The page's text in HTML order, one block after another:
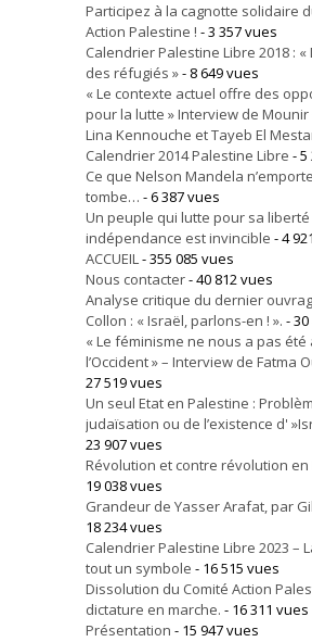
Participez à la cagnotte solidaire
Action Palestine ! - 3 357 vues
Calendrier Palestine Libre 2018 : «
des réfugiés »- 8 649 vues
« Le contexte actuel offre des
pour la lutte » Interview de
Lina Kennouche et Tayeb El
Calendrier 2014 Palestine Libre - 5
Ce que Nelson Mandela
tombe… - 6 387 vues
Un peuple qui lutte pour sa
indépendance est invincible - 4
ACCUEIL- 355 085 vues
Nous contacter- 40 812 vues
Analyse critique du dernier
Collon : « Israël, parlons-en ! ». -
« Le féminisme ne nous a pas
l’Occident » – Interview de Fatma
27 519 vues
Un seul Etat en Palestine :
judaïsation ou de l’existence d'
23 907 vues
Révolution et contre révolution en
19 038 vues
Grandeur de Yasser Arafat, par
18 234 vues
Calendrier Palestine Libre 2023 –
tout un symbole - 16 515 vues
Dissolution du Comité Action
dictature en marche. - 16 311 vues
Présentation - 15 947 vues